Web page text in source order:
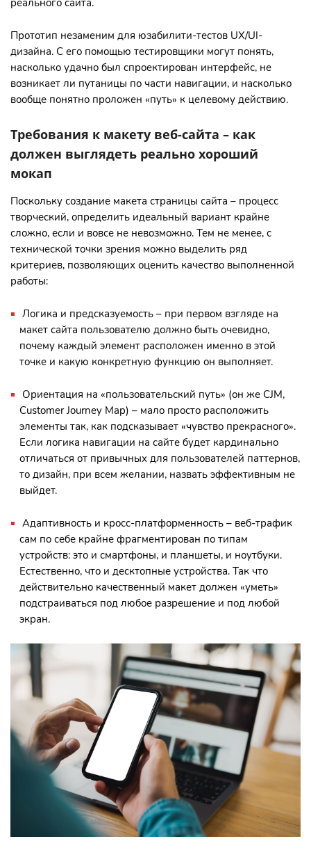
Прототип незаменим для юзабилити-тестов UX/UI-
дизайна. С его помощью тестировщики могут понять,
насколько удачно был спроектирован интерфейс, не
возникает ли путаницы по части навигации, и насколько
вообще понятно проложен «путь» к целевому действию.
Требования к макету веб-сайта – как
должен выглядеть реально хороший
мокап
Поскольку создание макета страницы сайта – процесс
творческий, определить идеальный вариант крайне
сложно, если и вовсе не невозможно. Тем не менее, с
технической точки зрения можно выделить ряд
критериев, позволяющих оценить качество выполненной
работы:
Логика и предсказуемость – при первом взгляде на
макет сайта пользователю должно быть очевидно,
почему каждый элемент расположен именно в этой
точке и какую конкретную функцию он выполняет.
Ориентация на «пользовательский путь» (он же CJM,
Customer Journey Map) – мало просто расположить
элементы так, как подсказывает «чувство прекрасного».
Если логика навигации на сайте будет кардинально
отличаться от привычных для пользователей паттернов,
то дизайн, при всем желании, назвать эффективным не
выйдет.
Адаптивность и кросс-платформенность – веб-трафик
сам по себе крайне фрагментирован по типам
устройств: это и смартфоны, и планшеты, и ноутбуки.
Естественно, что и десктопные устройства. Так что
действительно качественный макет должен «уметь»
подстраиваться под любое разрешение и под любой
экран.